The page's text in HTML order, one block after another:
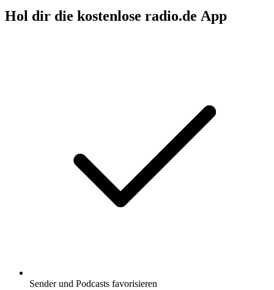
Hol dir die kostenlose radio.de App
Sender und Podcasts favorisieren